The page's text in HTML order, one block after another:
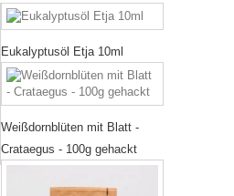
Eukalyptusöl Etja 10ml
Weißdornblüten mit Blatt -
Crataegus - 100g gehackt